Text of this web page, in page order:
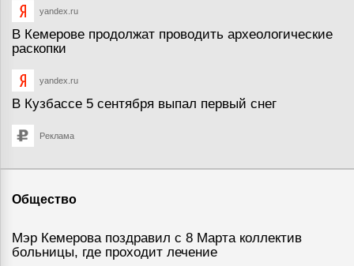
yandex.ru
В Кемерове продолжат проводить археологические
раскопки
yandex.ru
В Кузбассе 5 сентября выпал первый снег
Реклама
Общество
Мэр Кемерова поздравил с 8 Марта коллектив
больницы, где проходит лечение